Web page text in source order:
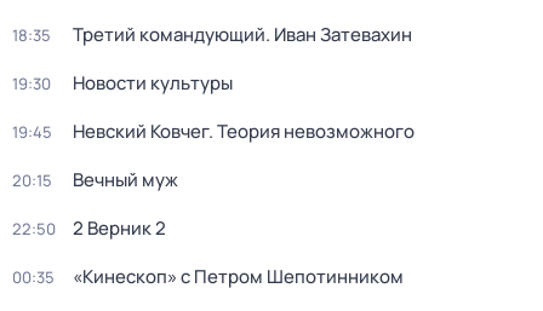
18:35 Третий командующий. Иван Затевахин
19:30 Новости культуры
19:45 Невский Ковчег. Теория невозможного
20:15 Вечный муж
22:50 2 Верник 2
00:35 «Кинескоп» с Петром Шепотинником